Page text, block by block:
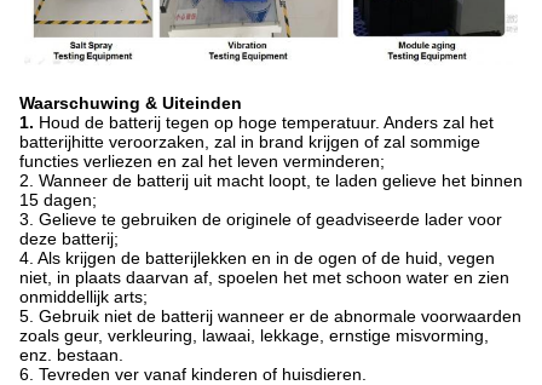
Waarschuwing & Uiteinden
1. Houd de batterij tegen op hoge temperatuur. Anders zal het
batterijhitte veroorzaken, zal in brand krijgen of zal sommige
functies verliezen en zal het leven verminderen;
2. Wanneer de batterij uit macht loopt, te laden gelieve het binnen
15 dagen;
3. Gelieve te gebruiken de originele of geadviseerde lader voor
deze batterij;
4. Als krijgen de batterijlekken en in de ogen of de huid, vegen
niet, in plaats daarvan af, spoelen het met schoon water en zien
onmiddellijk arts;
5. Gebruik niet de batterij wanneer er de abnormale voorwaarden
zoals geur, verkleuring, lawaai, lekkage, ernstige misvorming,
enz. bestaan.
6. Tevreden ver vanaf kinderen of huisdieren.